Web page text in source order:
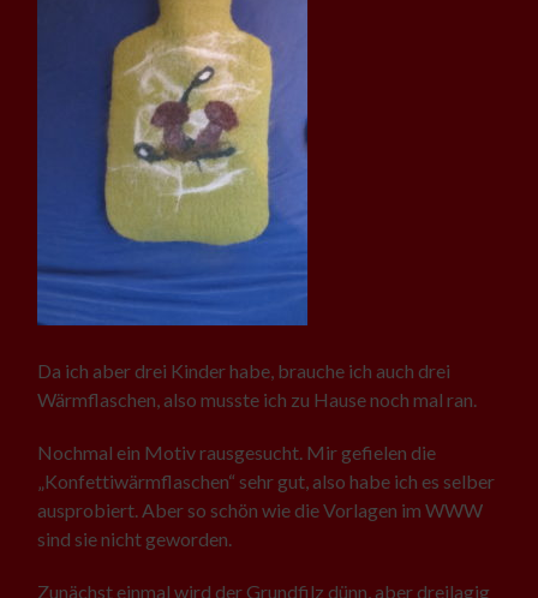
Da ich aber drei Kinder habe, brauche ich auch drei
Wärmflaschen, also musste ich zu Hause noch mal ran.
Nochmal ein Motiv rausgesucht. Mir gefielen die
„Konfettiwärmflaschen“ sehr gut, also habe ich es selber
ausprobiert. Aber so schön wie die Vorlagen im WWW
sind sie nicht geworden.
Zunächst einmal wird der Grundfilz dünn, aber dreilagig